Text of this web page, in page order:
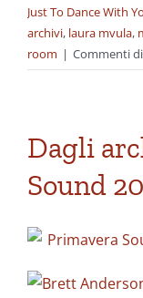
Just To Dance With
archivi, laura mvula,
room | Commenti
Dagli
Sound